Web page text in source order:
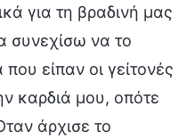
για τη βραδινή μας
συνεχίσω να το
είπαν οι γείτονές
καρδιά μου, οπότε
άρχισε το